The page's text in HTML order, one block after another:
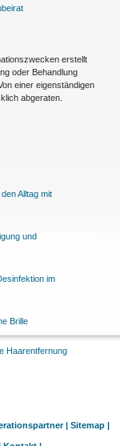
erstellt
oder Behandlung
einer eigenständigen
abgeraten.
Alltag mit
und
im
Brille
Haarentfernung
| Sitemap |